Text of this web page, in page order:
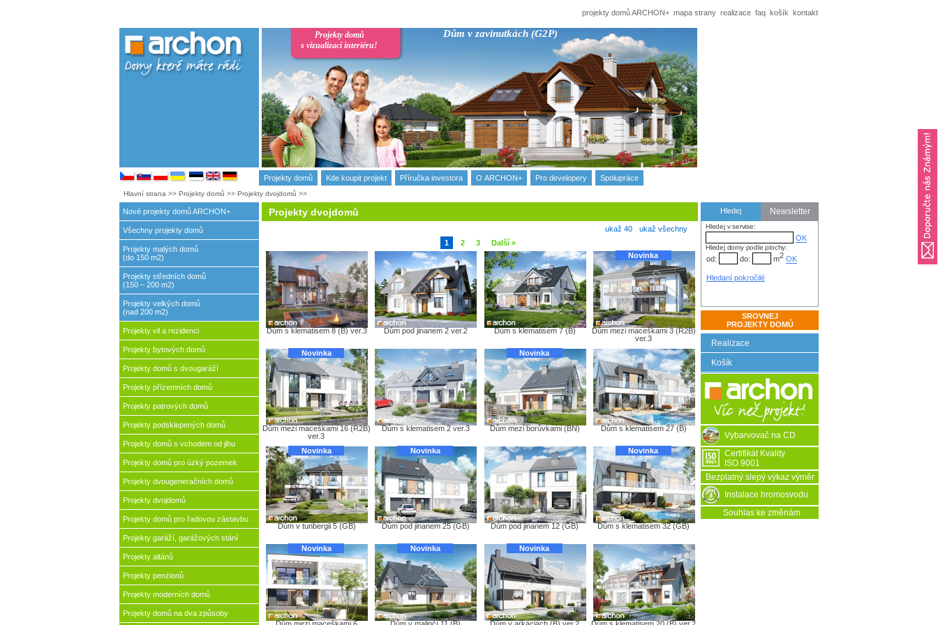
projekty domů ARCHON+ mapa strany realizace faq košík kontakt
Dům v zavinutkách (G2P)
Projekty domů
s vizualizaci interiéru!
Projekty domů Kde koupit projekt Příručka investora О ARCHON+ Pro developery Spolupráce
Hlavní strana >> Projekty domů >> Projekty dvojdomů >>
Nové projekty domů ARCHON+
Všechny projekty domů
Projekty malých domů
(do 150 m2)
Projekty středních domů
(150 – 200 m2)
Projekty velkých domů
(nad 200 m2)
Projekty vil a rezidenci
Projekty bytových domů
Projekty domů s dvougaráží
Projekty přízemních domů
Projekty patrových domů
Projekty podsklepených domů
Projekty domů s vchodem od jihu
Projekty domů pro úzký pozemek
Projekty dvougeneračních domů
Projekty dvojdomů
Projekty domů pro řadovou zástavbu
Projekty garáží, garážových stání
Projekty altánů
Projekty penzionů
Projekty moderních domů
Projekty domů na dva způsoby
Projekty dvojdomů
ukaž všechny
ukaž 40
1
2 3 Další »
Dům s klematisem 8 (B) ver.3 Dům pod jinanem 2 ver.2 Dům s klematisem 7 (B)
Novinka
Dům mezi maceškami 3 (R2B)
ver.3
Novinka
Dům mezi maceškami 16 (R2B)
ver.3
Dům s klematisem 2 ver.3
Novinka
Dům mezi borůvkami (BN) Dům s klematisem 27 (B)
Novinka
Dům v tunbergii 5 (GB)
Novinka
Dům pod jinanem 25 (GB) Dům pod jinanem 12 (GB)
Novinka
Dům s klematisem 32 (GB)
Novinka Novinka Novinka
Hledej Newsletter
Hledej v servise:
Hledej domy podle plochy:
od: do: m2
Hledaní pokročilé
SROVNEJ
PROJEKTY DOMŮ
Realizace
Košík
Vybarvovač na CD
Certifikát Kvality
ISO 9001
Bezplatný slepý výkaz výměr
Instalace hromosvodu
Souhlas ke změnám